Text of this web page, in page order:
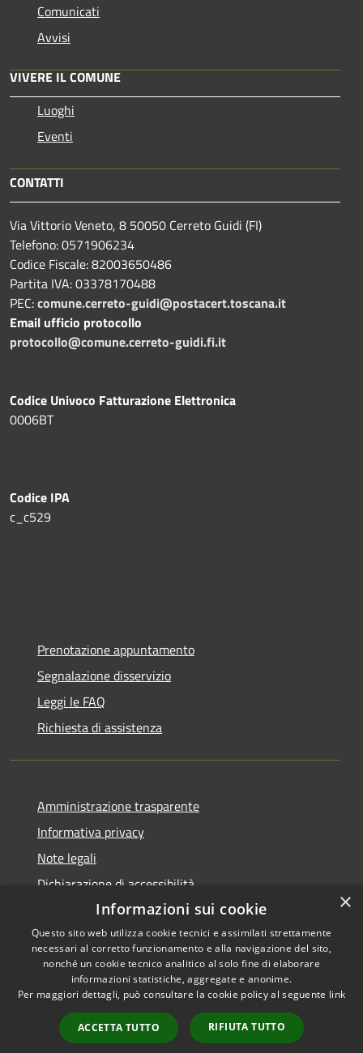
Comunicati
Avvisi
VIVERE IL COMUNE
Luoghi
Eventi
CONTATTI
Via Vittorio Veneto, 8 50050 Cerreto Guidi (FI)
Telefono: 0571906234
Codice Fiscale: 82003650486
Partita IVA: 03378170488
PEC:comune.cerreto-guidi@postacert.toscana.it
Email ufficio protocollo
protocollo@comune.cerreto-guidi.fi.it
Codice Univoco Fatturazione Elettronica
0006BT
Codice IPA
c_c529
Prenotazione appuntamento
Segnalazione disservizio
Leggi le FAQ
Richiesta di assistenza
Amministrazione trasparente
Informativa privacy
Note legali
Dichiarazione di accessibilità
Accessibilità
Privacy
Mappa del sito
Copyright © 2026 • Comune di
Cerreto Guidi • Powered by
Municipium
Accesso
redazione
×
Informazioni sui cookie
Questo sito web utilizza cookie tecnici e assimilati strettamente
necessari al corretto funzionamento e alla navigazione del sito,
nonché un cookie tecnico analitico al solo fine di elaborare
informazioni statistiche, aggregate e anonime.
Per maggiori dettagli, può consultare la cookie policy al seguente link
ACCETTA TUTTO RIFIUTA TUTTO